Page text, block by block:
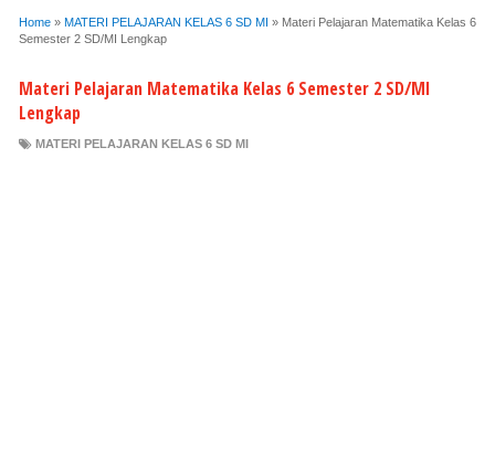
Home » MATERI PELAJARAN KELAS 6 SD MI » Materi Pelajaran Matematika Kelas 6
Semester 2 SD/MI Lengkap
Materi Pelajaran Matematika Kelas 6 Semester 2 SD/MI
Lengkap
MATERI PELAJARAN KELAS 6 SD MI